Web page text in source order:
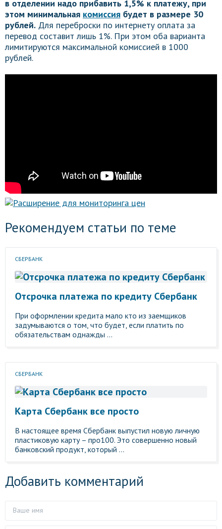
в отделении надо прибавить 1,5% к платежу, при
этом минимальная комиссия будет в размере 30
рублей. Для переброски по интернету оплата за
перевод составит лишь 1%. При этом оба варианта
лимитируются максимальной комиссией в 1000
рублей.
Рекомендуем статьи по теме
СБЕРБАНК
Отсрочка платежа по кредиту Сбербанк
При оформлении кредита мало кто из заемщиков
задумываются о том, что будет, если платить по
обязательствам однажды ...
СБЕРБАНК
Карта Сбербанк все просто
В настоящее время Сбербанк выпустил новую личную
пластиковую карту – про100. Это совершенно новый
банковский продукт, который ...
Добавить комментарий